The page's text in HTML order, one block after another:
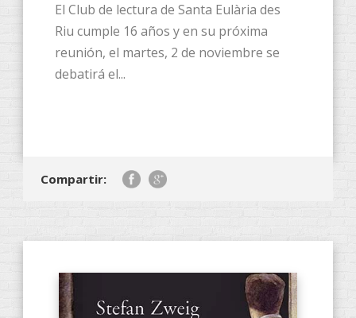
El Club de lectura de Santa Eulària des
Riu cumple 16 años y en su próxima
reunión, el martes, 2 de noviembre se
debatirá el...
Compartir: